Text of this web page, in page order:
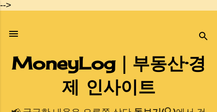
-->
기본 콘텐츠로 건너뛰기
MoneyLog｜부동산·경
제 인사이트